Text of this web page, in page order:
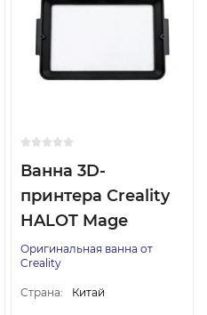
Ванна 3D-
принтера Creality
HALOT Mage
Оригинальная ванна от
Creality
Страна: Китай